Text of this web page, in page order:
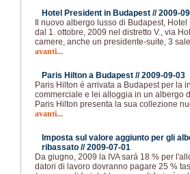
Hotel President in Budapest //2009-
Il nuovo albergo lusso di Budapest,
dal 1. ottobre, 2009 nel distretto V., via
camere, anche un presidente-suite, 3
avanti...
Paris Hilton a Budapest //2009-09-03
Paris Hilton é arrivata a Budapest per la
commerciale e lei alloggia in un albergo
Paris Hilton presenta la sua collezione
avanti...
Imposta sul valore aggiunto per gli
ribassato //2009-07-01
Da giugno, 2009 la IVA sará 18 % per
datori di lavoro dovranno pagare 25 %